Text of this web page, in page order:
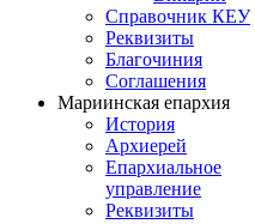
Справочник КЕУ
Реквизиты
Благочиния
Соглашения
Мариинская епархия
История
Архиерей
Епархиальное
управление
Реквизиты